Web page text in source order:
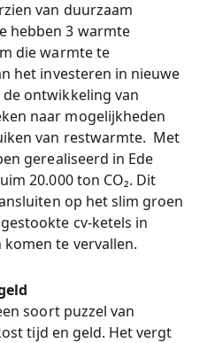
van duurzaam
hebben 3 warmte
die warmte te
het investeren in nieuwe
ontwikkeling van
naar mogelijkheden
van restwarmte. Met
gerealiseerd in Ede
20.000 ton CO₂. Dit
op het slim groen
cv-ketels in
te vervallen.
soort puzzel van
tijd en geld. Het vergt